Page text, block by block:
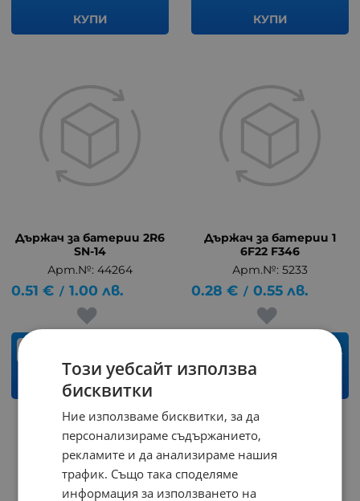
КУПИ КУПИ
Държач за батерии 2R6
SN-14
Арт.№: 44264
0.51 € / 1.00 лв.
КУПИ
Държач за батерии 1
6F22 F346
Арт.№: 5233
0.28 € / 0.55 лв.
бр.
Този уебсайт използва
бисквитки
Ние използваме бисквитки, за да
персонализираме съдържанието,
рекламите и да анализираме нашия
трафик. Също така споделяме
информация за използването на